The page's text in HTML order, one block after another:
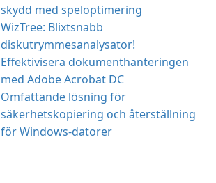
skydd med speloptimering
WizTree: Blixtsnabb
diskutrymmesanalysator!
Effektivisera dokumenthanteringen
med Adobe Acrobat DC
Omfattande lösning för
säkerhetskopiering och återställning
för Windows-datorer